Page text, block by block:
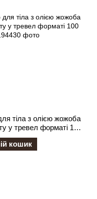
тіла з олією жожоба
у тревел форматі 100
кошик